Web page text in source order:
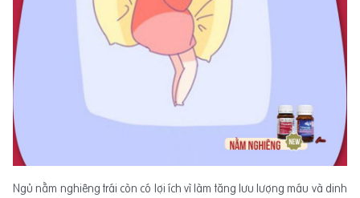
Ngủ nằm nghiêng trái còn có lợi ích vì làm tăng lưu lượng máu và dinh